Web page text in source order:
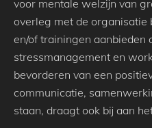
voor mentale welzijn van
overleg met de organisatie
en/of trainingen aanbieden
stressmanagement en
bevorderen van een
communicatie,
staan, draagt ook bij aan